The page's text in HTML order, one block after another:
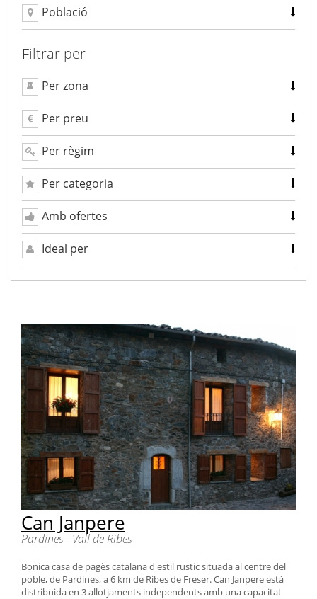
Població
Filtrar per
Per zona
Per preu
Per règim
Per categoria
Amb ofertes
Ideal per
Can Janpere
Pardines - Vall de Ribes
Bonica casa de pagès catalana d'estil rustic situada al centre del
poble, de Pardines, a 6 km de Ribes de Freser. Can Janpere està
distribuida en 3 allotjaments independents amb una capacitat